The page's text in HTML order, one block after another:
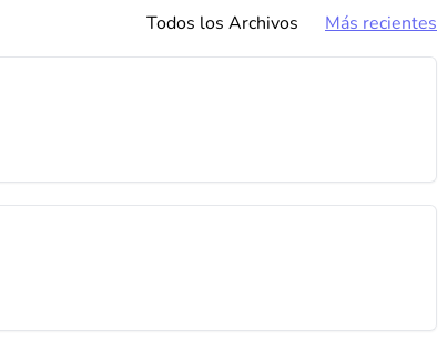
Todos los Archivos Más recientes